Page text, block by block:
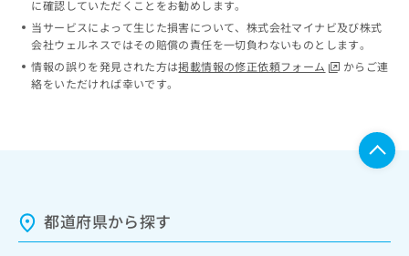
に確認していただくことをお勧めします。
当サービスによって生じた損害について、株式会社マイナビ及び株式
会社ウェルネスではその賠償の責任を一切負わないものとします。
情報の誤りを発見された方は掲載情報の修正依頼フォーム
からご連
絡をいただければ幸いです。
都道府県から探す